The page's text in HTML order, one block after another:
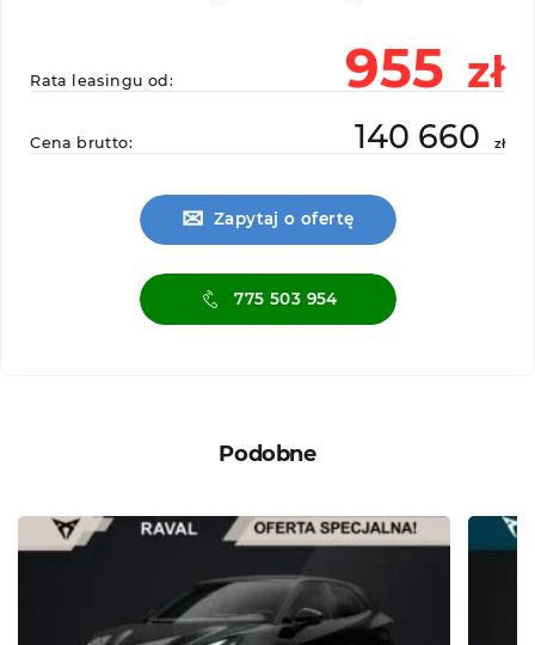
Rata leasingu od: 955 zł
Cena brutto: 140 660 zł
✉ Zapytaj o ofertę
775 503 954
Podobne